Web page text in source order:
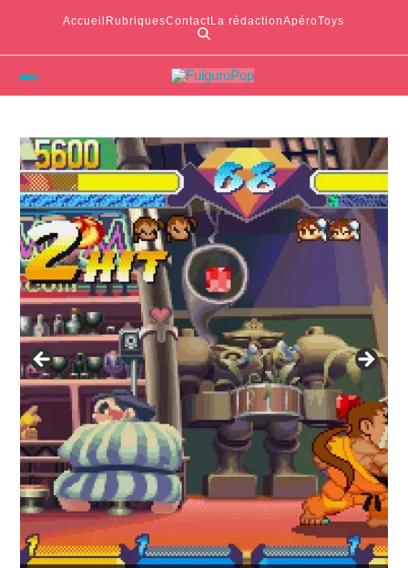
Accueil RubriquesContactLa rédactionApéroToys
Hommage à Sam Neill